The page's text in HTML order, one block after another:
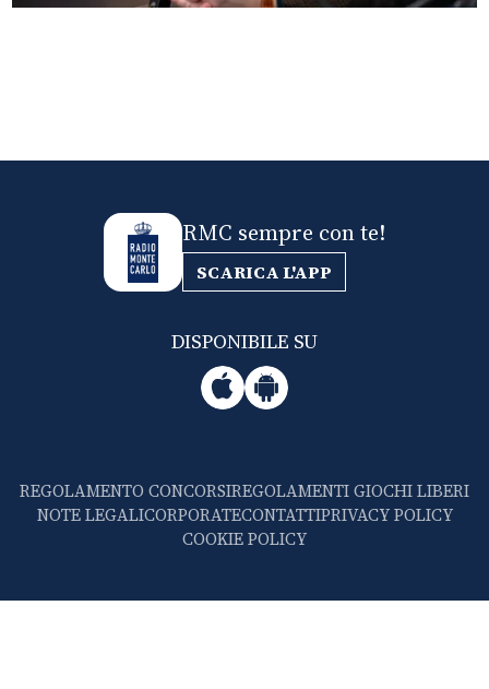
RMC sempre con te!
SCARICA L'APP
DISPONIBILE SU
REGOLAMENTO CONCORSIREGOLAMENTI GIOCHI LIBERI
NOTE LEGALICORPORATECONTATTIPRIVACY POLICY
COOKIE POLICY